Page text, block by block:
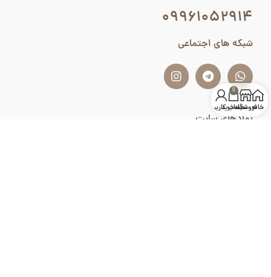
۰۹۹۶۱۰۵۲۹۱۴
شبکه های اجتماعی
نمادهای سایت
خانهفروشگاه
0
سبد خرید
حساب کاربری من